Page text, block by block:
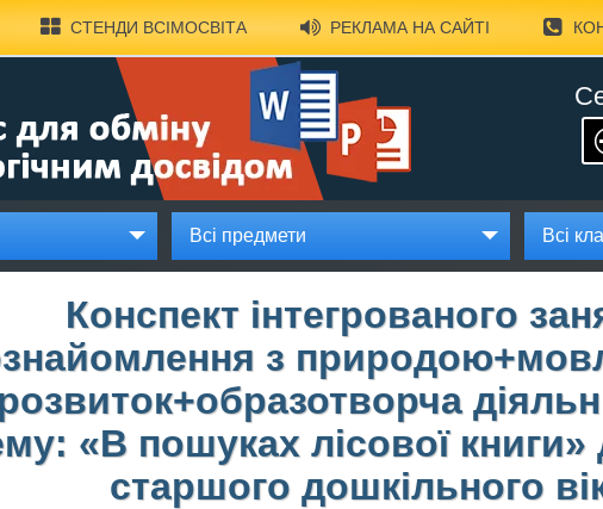
СТЕНДИ ВСІМОСВІТА РЕКЛАМА НА САЙТІ
Всі предмети Всі
Конспект інтегрованого
з
розвиток+образотворча
«В пошуках лісової книги»
старшого дошкільного